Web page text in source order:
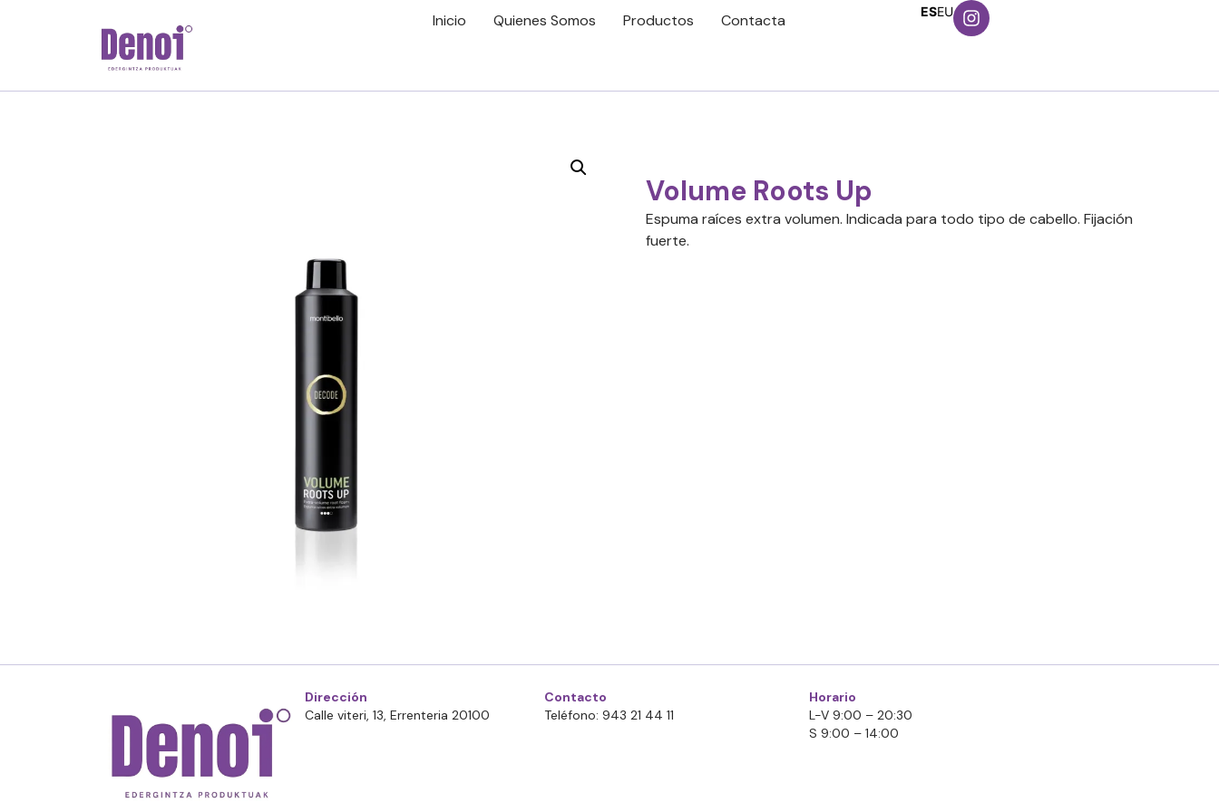
Inicio Quienes Somos Productos Contacta ESEU
Volume Roots Up
Espuma raíces extra volumen. Indicada para todo tipo de cabello. Fijación
fuerte.
Dirección
Calle viteri, 13, Errenteria 20100
Contacto
Teléfono: 943 21 44 11
Horario
L-V 9:00 – 20:30
S 9:00 – 14:00